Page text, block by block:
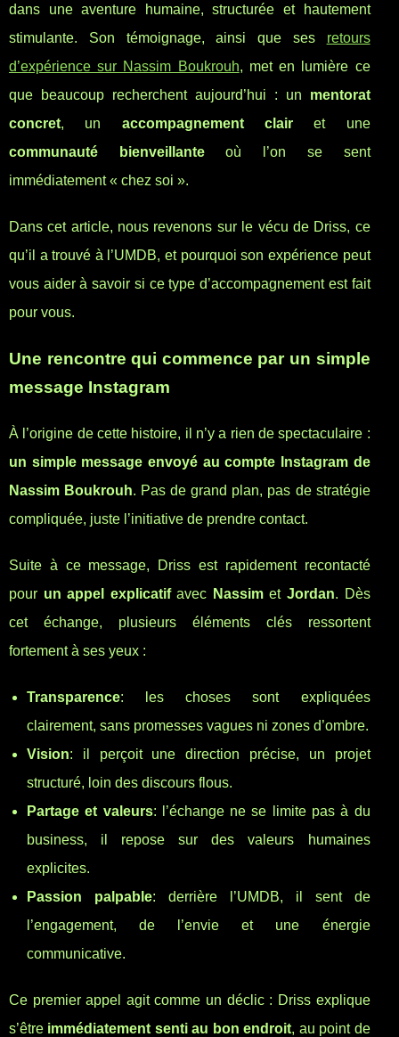
dans une aventure humaine, structurée et hautement
stimulante. Son témoignage, ainsi que ses retours
d’expérience sur Nassim Boukrouh, met en lumière ce
que beaucoup recherchent aujourd’hui : un mentorat
concret, un accompagnement clairet une
communauté bienveillanteoù l’on se sent
immédiatement « chez soi ».
Dans cet article, nous revenons sur le vécu de Driss, ce
qu’il a trouvé à l’UMDB, et pourquoi son expérience peut
vous aider à savoir si ce type d’accompagnement est fait
pour vous.
Une rencontre qui commence par un simple
message Instagram
À l’origine de cette histoire, il n’y a rien de spectaculaire :
un simple message envoyé au compte Instagram de
Nassim Boukrouh. Pas de grand plan, pas de stratégie
compliquée, juste l’initiative de prendre contact.
Suite à ce message, Driss est rapidement recontacté
pour un appel explicatifavec NassimetJordan. Dès
cet échange, plusieurs éléments clés ressortent
fortement à ses yeux :
Transparence: les choses sont expliquées
clairement, sans promesses vagues ni zones d’ombre.
Vision: il perçoit une direction précise, un projet
structuré, loin des discours flous.
Partage et valeurs: l’échange ne se limite pas à du
business, il repose sur des valeurs humaines
explicites.
Passion palpable: derrière l’UMDB, il sent de
l’engagement, de l’envie et une énergie
communicative.
Ce premier appel agit comme un déclic : Driss explique
s’être immédiatement senti au bon endroit, au point de